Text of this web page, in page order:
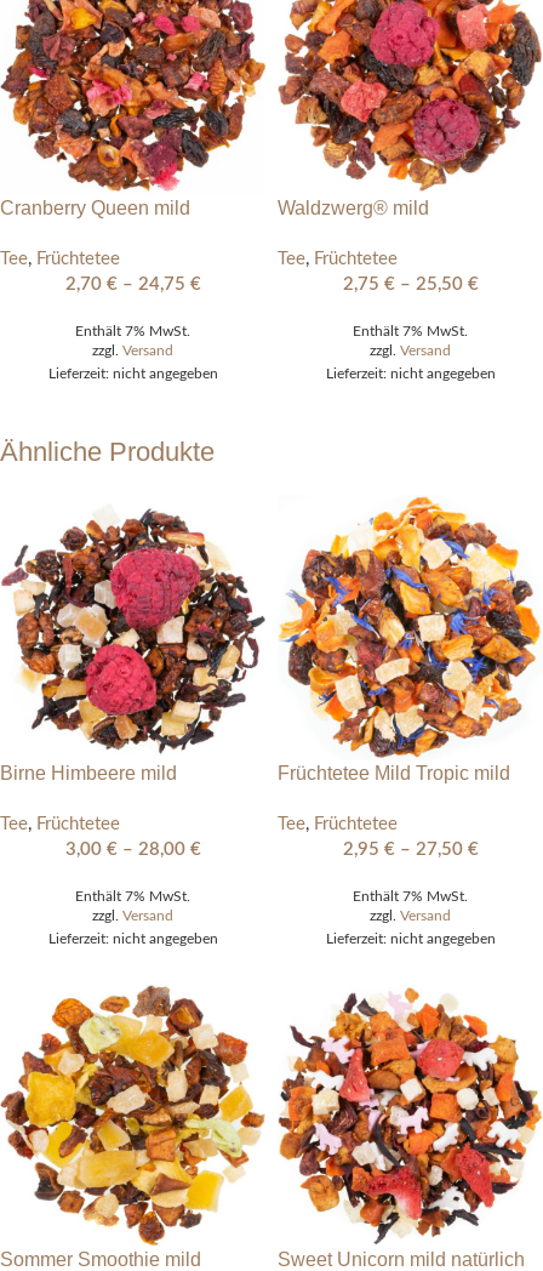
Cranberry Queen mild
Tee, Früchtetee
2,70 € – 24,75 €
Enthält 7% MwSt.
zzgl. Versand
Lieferzeit: nicht angegeben
Waldzwerg® mild
Tee, Früchtetee
2,75 € – 25,50 €
Enthält 7% MwSt.
zzgl. Versand
Lieferzeit: nicht angegeben
Ähnliche Produkte
Birne Himbeere mild
Tee, Früchtetee
3,00 € – 28,00 €
Enthält 7% MwSt.
zzgl. Versand
Lieferzeit: nicht angegeben
Früchtetee Mild Tropic mild
Tee, Früchtetee
2,95 € – 27,50 €
Enthält 7% MwSt.
zzgl. Versand
Lieferzeit: nicht angegeben
Sommer Smoothie mild
Sweet Unicorn mild natürlich